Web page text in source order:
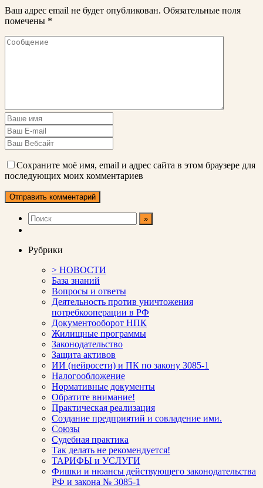
Ваш адрес email не будет опубликован. Обязательные поля
помечены *
Сохраните моё имя, email и адрес сайта в этом браузере для
последующих моих комментариев
Рубрики
> НОВОСТИ
База знаний
Вопросы и ответы
Деятельность против уничтожения
потребкооперации в РФ
Документооборот НПК
Жилищные программы
Законодательство
Защита активов
ИИ (нейросети) и ПК по закону 3085-1
Налогообложение
Нормативные документы
Обратите внимание!
Практическая реализация
Создание предприятий и совладение ими.
Союзы
Судебная практика
Так делать не рекомендуется!
ТАРИФЫ и УСЛУГИ
Фишки и нюансы действующего законодательства
РФ и закона № 3085-1